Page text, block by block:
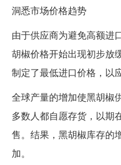
洞悉市场价格趋势
由于供应商为避免高额进
胡椒价格开始出现初步放
制定了最低进口价格，以
全球产量的增加使黑胡椒
多数人都自愿存货，以期
售。结果，黑胡椒库存的
加。